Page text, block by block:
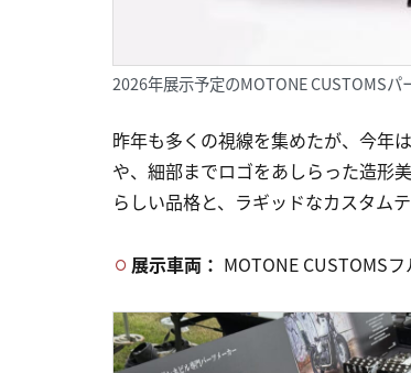
2026年展示予定のMOTONE CUSTOMS
昨年も多くの視線を集めたが、今年
や、細部までロゴをあしらった造形
らしい品格と、ラギッドなカスタム
展示車両： MOTONE CUSTOMS